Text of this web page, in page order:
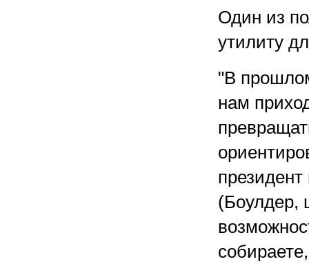
Один из
утилиту
"В
нам
(Боулдер,